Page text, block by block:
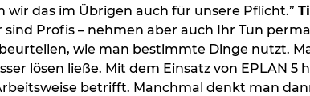
das im Übrigen auch für unsere Pflicht.”
sind Profis – nehmen aber auch Ihr Tun
wie man bestimmte Dinge nutzt.
lösen ließe. Mit dem Einsatz von EPLAN
betrifft. Manchmal denkt man